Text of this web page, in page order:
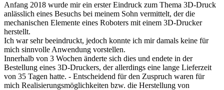
Anfang 2018 wurde mir ein erster Eindruck zum Thema 3D-Druck
anlässlich eines Besuchs bei meinem Sohn vermittelt, der die
mechanischen Elemente eines Roboters mit einem 3D-Drucker
herstellt.
Ich war sehr beeindruckt, jedoch konnte ich mir damals keine für
mich sinnvolle Anwendung vorstellen.
Innerhalb von 3 Wochen änderte sich dies und endete in der
Bestellung eines 3D-Druckers, der allerdings eine lange Lieferzeit
von 35 Tagen hatte. - Entscheidend für den Zuspruch waren für
mich Realisierungsmöglichkeiten bzw. die Herstellung von